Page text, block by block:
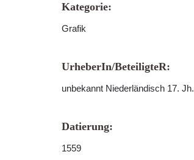
Kategorie:
Grafik
UrheberIn/BeteiligteR:
unbekannt Niederländisch 17. Jh.
Datierung:
1559